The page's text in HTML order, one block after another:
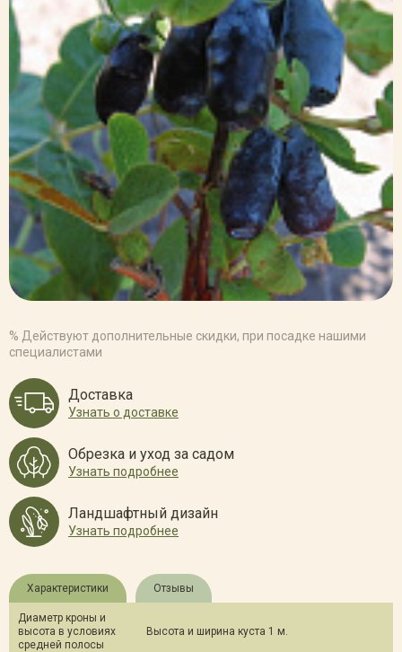
% Действуют дополнительные скидки, при посадке нашими
специалистами
Доставка
Узнать о доставке
Обрезка и уход за садом
Узнать подробнее
Ландшафтный дизайн
Узнать подробнее
Характеристики Отзывы
Диаметр кроны и
высота в условиях
средней полосы
Высота и ширина куста 1 м.